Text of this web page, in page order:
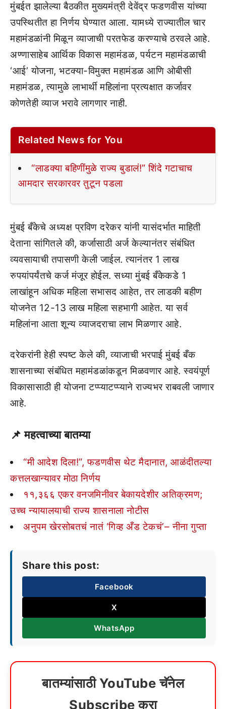
मुंबईत झालेल्या बैठकीत मुख्यमंत्री देवेंद्र फडणवीस यांच्या
उपस्थितीत हा निर्णय घेण्यात आला. यामध्ये राज्यातील चार
महामंडळांनी मिळून व्याजाची परतफेड करण्याचे ठरवले आहे.
अण्णासाहेब आर्थिक विकास महामंडळ, पर्यटन महामंडळाची
‘आई’ योजना, भटक्या-विमुक्त महामंडळ आणि ओबीसी
महामंडळ, त्यामुळे लाभार्थी महिलांना प्रत्यक्षात कर्जावर
कोणतेही व्याज भरावे लागणार नाही.
Related News for You
“लाडक्या बहिणींमुळे राज्य बुडालं!” शिंदे गटाचाच
आमदार सरकारवर तुटून पडला
मुंबई बँकेचे अध्यक्ष प्रविण दरेकर यांनी यासंदर्भात माहिती
देताना सांगितले की, कर्जासाठी अर्ज केल्यानंतर संबंधित
व्यवसायाची तपासणी केली जाईल. त्यानंतर 1 लाख
रुपयांपर्यंतचे कर्ज मंजूर होईल. सध्या मुंबई बँकेकडे 1
लाखांहून अधिक महिला सभासद आहेत, तर लाडकी बहीण
योजनेत 12-13 लाख महिला सहभागी आहेत. या सर्व
महिलांना आता शून्य व्याजदराचा लाभ मिळणार आहे.
दरेकरांनी हेही स्पष्ट केले की, व्याजाची भरपाई मुंबई बँक
शासनाच्या संबंधित महामंडळांकडून मिळवणार आहे. स्वयंपूर्ण
विकासासाठी ही योजना टप्प्याटप्प्याने राज्यभर राबवली जाणार
आहे.
📌 महत्वाच्या बातम्या
“मी आदेश दिला!”, फडणवीस थेट मैदानात, आळंदीतल्या
कत्तलखान्यावर मोठा निर्णय
११,३६६ एकर वनजमिनीवर बेकायदेशीर अतिक्रमण;
उच्च न्यायालयाची राज्य शासनाला नोटीस
अनुपम खेरसोबतचं नातं ‘गिव्ह अँड टेकचं’– नीना गुप्ता
Share this post:
Facebook
X
WhatsApp
बातम्यांसाठी YouTube चॅनेल
Subscribe करा